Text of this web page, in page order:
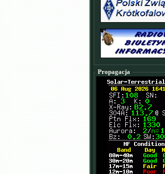
Propagacja